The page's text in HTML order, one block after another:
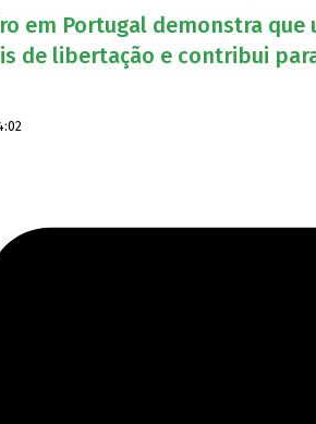
em Portugal demonstra
de libertação e contribui